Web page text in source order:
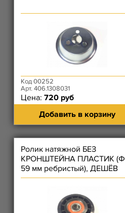
Код 00252
Арт. 406.1308031
Цена: 720 руб
Добавить в корзину
Ролик натяжной БЕЗ
КРОНШТЕЙНА ПЛАСТИК (Ф
59 мм ребристый), ДЕШЁВ
ремня вентилятора (1054)